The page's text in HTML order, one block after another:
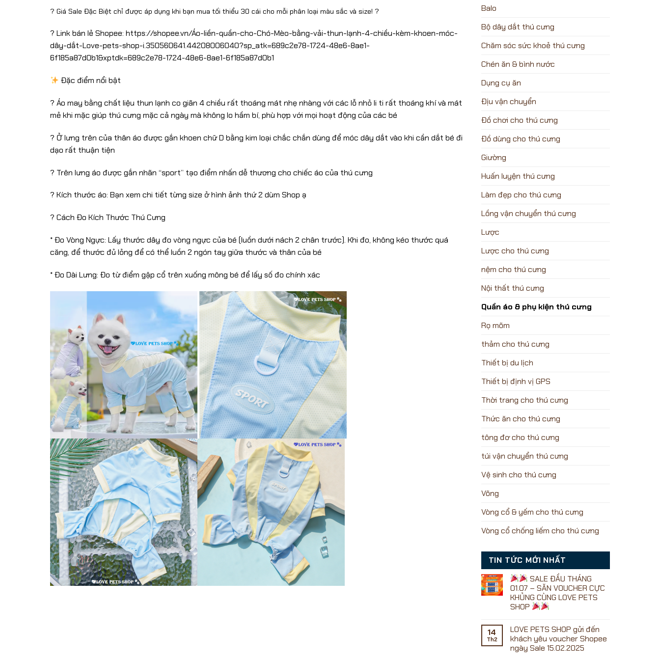
? Giá Sale Đặc Biệt chỉ được áp dụng khi bạn mua tối thiểu 30 cái cho mỗi phân loại màu sắc và size! ?
? Link bán lẻ Shopee: https://shopee.vn/Áo-liền-quần-cho-Chó-Mèo-bằng-vải-thun-lạnh-4-chiều-kèm-khoen-móc-
dây-dắt-Love-pets-shop-i.350560641.44208006040?sp_atk=689c2e78-1724-48e6-8ae1-
6f185a87d0b1&xptdk=689c2e78-1724-48e6-8ae1-6f185a87d0b1
Đặc điểm nổi bật
? Áo may bằng chất liệu thun lạnh co giãn 4 chiều rất thoáng mát nhẹ nhàng với các lỗ nhỏ li ti rất thoáng khí và mát
mẻ khi mặc giúp thú cưng mặc cả ngày mà không lo hầm bí, phù hợp với mọi hoạt động của các bé
? Ở lưng trên của thân áo được gắn khoen chữ D bằng kim loại chắc chắn dùng để móc dây dắt vào khi cần dắt bé đi
dạo rất thuận tiện
?️ Trên lưng áo được gắn nhãn “sport” tạo điểm nhấn dễ thương cho chiếc áo của thú cưng
? Kích thước áo: Bạn xem chi tiết từng size ở hình ảnh thứ 2 dùm Shop ạ
? Cách Đo Kích Thước Thú Cưng
* Đo Vòng Ngực: Lấy thước dây đo vòng ngực của bé (luồn dưới nách 2 chân trước). Khi đo, không kéo thước quá
căng, để thước đủ lỏng để có thể luồn 2 ngón tay giữa thước và thân của bé
* Đo Dài Lưng: Đo từ điểm gập cổ trên xuống mông bé để lấy số đo chính xác
Balo
Bộ dây dắt thú cưng
Chăm sóc sức khoẻ thú cưng
Chén ăn & bình nước
Dụng cụ ăn
Địu vận chuyển
Đồ chơi cho thú cưng
Đồ dùng cho thú cưng
Giường
Huấn luyện thú cưng
Làm đẹp cho thú cưng
Lồng vận chuyển thú cưng
Lược
Lược cho thú cưng
nệm cho thú cưng
Nội thất thú cưng
Quần áo & phụ kiện thú cưng
Rọ mõm
thảm cho thú cưng
Thiết bị du lịch
Thiết bị định vị GPS
Thời trang cho thú cưng
Thức ăn cho thú cưng
tông đơ cho thú cưng
túi vận chuyển thú cưng
Vệ sinh cho thú cưng
Võng
Vòng cổ & yếm cho thú cưng
Vòng cổ chống liếm cho thú cưng
TIN TỨC MỚI NHẤT
SALE ĐẦU THÁNG
01.07 – SĂN VOUCHER CỰC
KHỦNG CÙNG LOVE PETS
SHOP
bình
luận
ở
14
Th2
LOVE PETS SHOP gửi đến
khách yêu voucher Shopee
ngày Sale 15.02.2025